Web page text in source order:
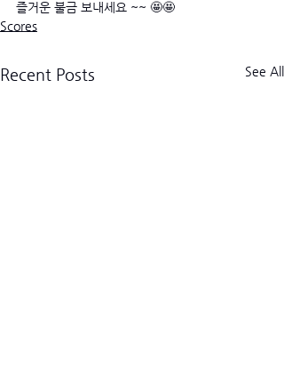
즐거운 불금 보내세요 ~~ 🤩🤩
Scores
Recent Posts See All